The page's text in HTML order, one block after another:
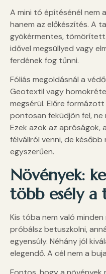
A mini tó építésénél nem
hanem az előkészítés. A
gyökérmentes,
idővel megsüllyed vagy
ferdének fog tűnni.
Fóliás megoldásnál a
Geotextil vagy
megsérül. Előre
pontosan feküdjön fel,
Ezek azok az apróságok,
félvállról venni, de
egyszerűen.
Növények:
több esély a
Kis tóba nem való
próbálsz betuszkolni,
egyensúly. Néhány jól
elegendő. A cél nem a